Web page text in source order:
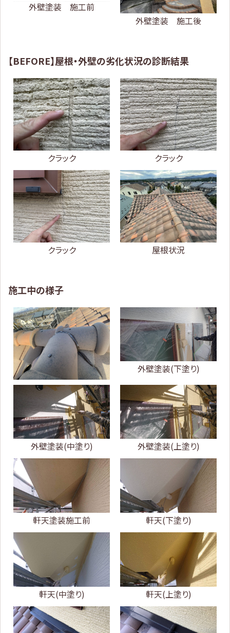
外壁塗装 施工前
外壁塗装 施工後
【BEFORE】屋根・外壁の劣化状況の診断結果
クラック クラック
クラック 屋根状況
施工中の様子
外壁塗装(下塗り)
外壁塗装(中塗り) 外壁塗装(上塗り)
軒天塗装施工前 軒天(下塗り)
軒天(中塗り) 軒天(上塗り)